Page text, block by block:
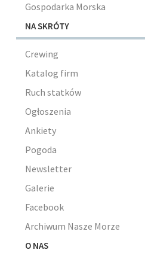
Gospodarka Morska
NA SKRÓTY
Crewing
Katalog firm
Ruch statków
Ogłoszenia
Ankiety
Pogoda
Newsletter
Galerie
Facebook
Archiwum Nasze Morze
O NAS